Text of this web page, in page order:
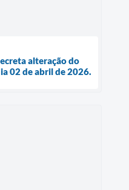
alteração do
02 de abril de 2026.